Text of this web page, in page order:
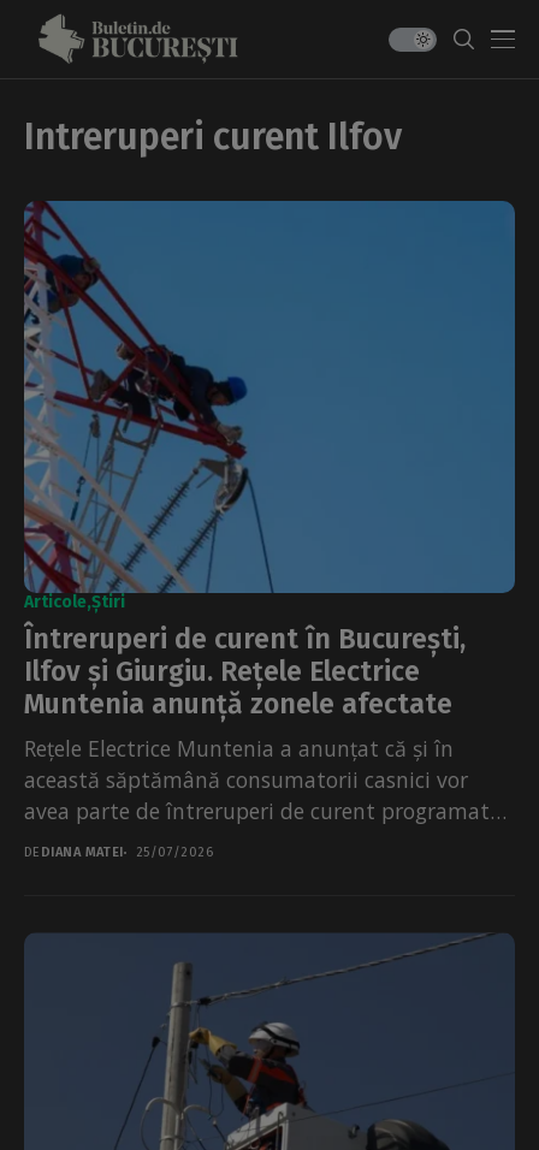
Intreruperi curent Ilfov
Articole Știri
Întreruperi de curent în București,
Ilfov și Giurgiu. Rețele Electrice
Muntenia anunță zonele afectate
Rețele Electrice Muntenia a anunțat că și în
această săptămână consumatorii casnici vor
avea parte de întreruperi de curent programate
în București, Giurgiu și...
DE DIANA MATEI 25/07/2026